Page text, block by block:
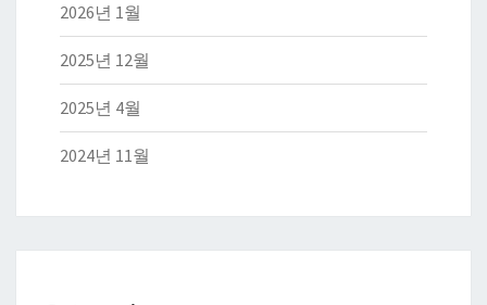
2026년 1월
2025년 12월
2025년 4월
2024년 11월